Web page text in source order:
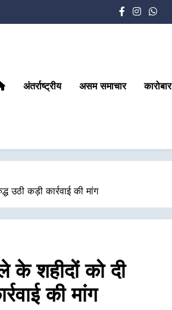
अंतर्राष्ट्रीय असम समाचार कारोबार
उठी कड़ी कार्रवाई की मांग
के शहीदों को दी
की मांग